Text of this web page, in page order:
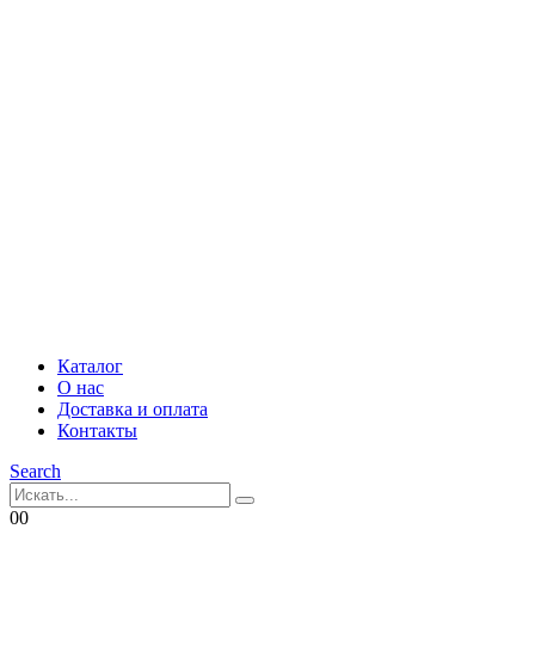
Каталог
О нас
Доставка и оплата
Контакты
Search
00